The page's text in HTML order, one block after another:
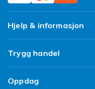
Hjelp & informasjon
Ofte stilte spørsmål
Spor pakken min
Trygg handel
Fornøyd kunde-løfte
Oppdag